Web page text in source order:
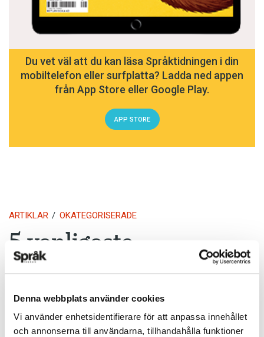
Denna webbplats använder cookies
Vi använder enhetsidentifierare för att anpassa innehållet
och annonserna till användarna, tillhandahålla funktioner
Du vet väl att du kan läsa Språktidningen i din
mobiltelefon eller surfplatta? Ladda ned appen
från App Store eller Google Play.
APP STORE
ARTIKLAR OKATEGORISERADE
5 vanligaste
svenskspråkiga första
förnamnen för nyfödda
i Finland 2017